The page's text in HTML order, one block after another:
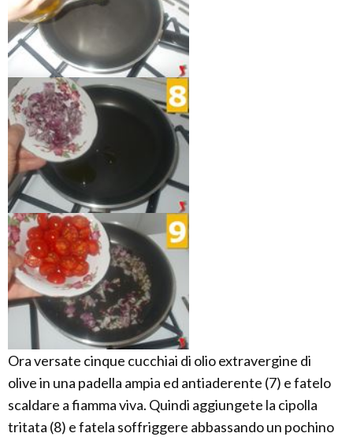
Ora versate cinque cucchiai di olio extravergine di
olive in una padella ampia ed antiaderente (7) e fatelo
scaldare a fiamma viva. Quindi aggiungete la cipolla
tritata (8) e fatela soffriggere abbassando un pochino